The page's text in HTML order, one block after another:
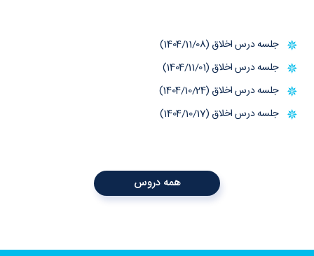
جلسه درس اخلاق (1404/11/08)
جلسه درس اخلاق (1404/11/01)
جلسه درس اخلاق (1404/10/24)
جلسه درس اخلاق (1404/10/17)
همه دروس